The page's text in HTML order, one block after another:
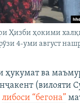
Ҳизби ҳокими
4-уми август
ҳукумат ва
(вилояти
либоси “бегона”